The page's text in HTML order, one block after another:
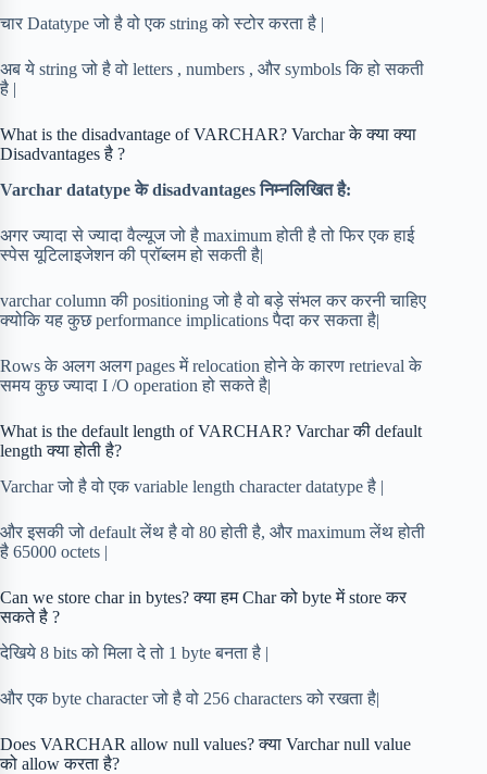
चार Datatype जो है वो एक string को स्टोर करता है |
अब ये string जो है वो letters , numbers , और symbols कि हो सकती
है |
What is the disadvantage of VARCHAR? Varchar के क्या क्या
Disadvantages है ?
Varchar datatype के disadvantages निम्नलिखित है:
अगर ज्यादा से ज्यादा वैल्यूज जो है maximum होती है तो फिर एक हाई
स्पेस यूटिलाइजेशन की प्रॉब्लम हो सकती है|
varchar column की positioning जो है वो बड़े संभल कर करनी चाहिए
क्योकि यह कुछ performance implications पैदा कर सकता है|
Rows के अलग अलग pages में relocation होने के कारण retrieval के
समय कुछ ज्यादा I /O operation हो सकते है|
What is the default length of VARCHAR? Varchar की default
length क्या होती है?
Varchar जो है वो एक variable length character datatype है |
और इसकी जो default लेंथ है वो 80 होती है, और maximum लेंथ होती
है 65000 octets |
Can we store char in bytes? क्या हम Char को byte में store कर
सकते है ?
देखिये 8 bits को मिला दे तो 1 byte बनता है |
और एक byte character जो है वो 256 characters को रखता है|
Does VARCHAR allow null values? क्या Varchar null value
को allow करता है?